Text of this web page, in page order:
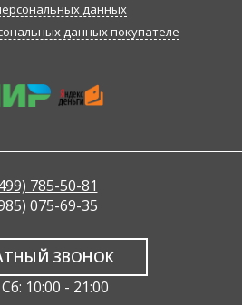
данных
данных покупателе
785-50-81
075-69-35
ЗВОНОК
10:00 - 21:00